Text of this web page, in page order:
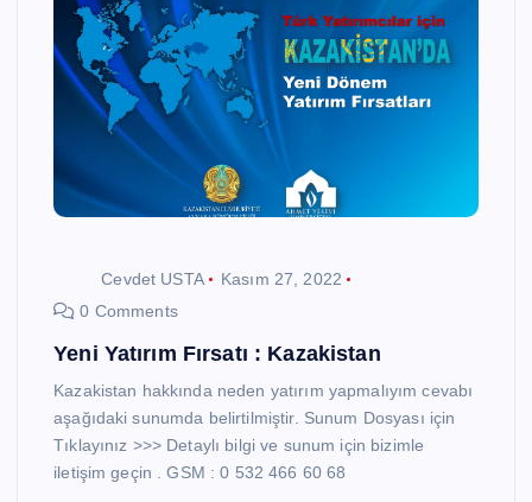
Cevdet USTA
Kasım 27, 2022
0 Comments
Yeni Yatırım Fırsatı : Kazakistan
Kazakistan hakkında neden yatırım yapmalıyım cevabı
aşağıdaki sunumda belirtilmiştir. Sunum Dosyası için
Tıklayınız >>> Detaylı bilgi ve sunum için bizimle
iletişim geçin . GSM : 0 532 466 60 68